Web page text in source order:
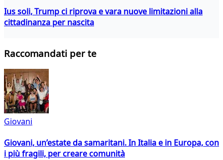
Ius soli, Trump ci riprova e vara nuove limitazioni alla
cittadinanza per nascita
Raccomandati per te
Giovani
Giovani, un’estate da samaritani. In Italia e in Europa, con
i più fragili, per creare comunità